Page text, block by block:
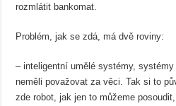
rozmlátit bankomat.
Problém, jak se zdá, má dvě roviny:
– inteligentní umělé systémy,
neměli považovat za věci. Tak si to
zde robot, jak jen to můžeme